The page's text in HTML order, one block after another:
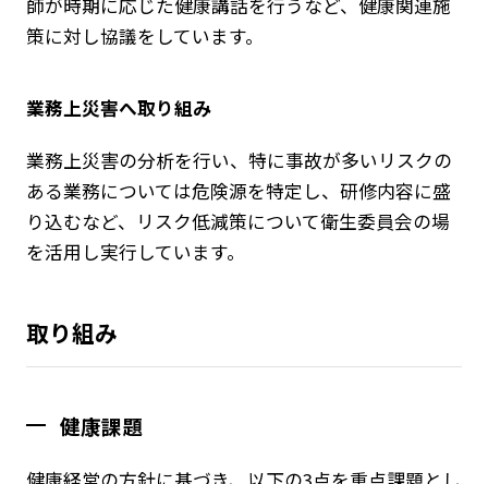
師が時期に応じた健康講話を行うなど、健康関連施
策に対し協議をしています。
業務上災害へ取り組み
業務上災害の分析を行い、特に事故が多いリスクの
ある業務については危険源を特定し、研修内容に盛
り込むなど、リスク低減策について衛生委員会の場
を活用し実行しています。
取り組み
健康課題